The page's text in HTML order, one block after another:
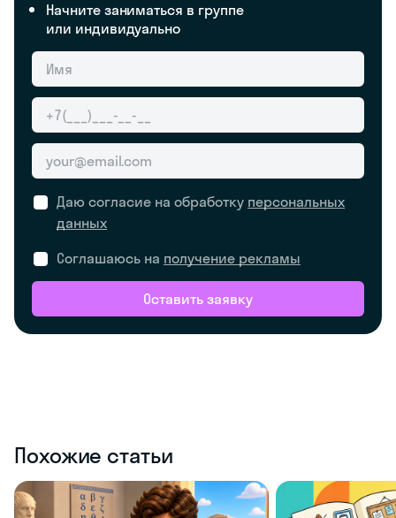
Начните заниматься в группе
или индивидуально
Даю согласие на обработку персональных
данных
Соглашаюсь на получение рекламы
Оставить заявку
Похожие статьи